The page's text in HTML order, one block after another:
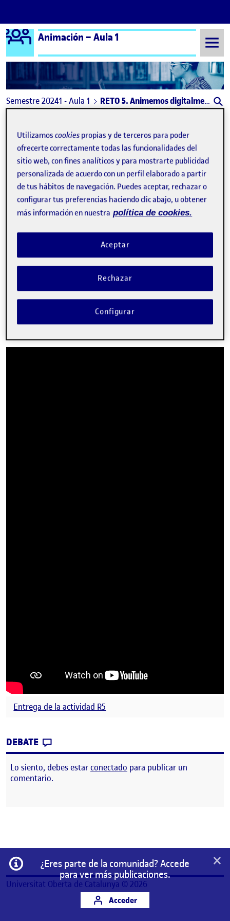
Saltar al contenido
Logo Ágora
Animación – Aula 1
Semestre 20241 - Aula 1 RETO 5. Animemos digitalmente II: el primer encargo
Navegación de entradas
Publicado porRETO 5. Animemos
Publicado por
Andrea Pinto Piñuela
Visibilidad:
Pública-Fecha de publicación
12 Dic 2024-comentarioen RETO 5. Animemos digitalmente
Buenas noches;
aprovecho para desearos unas… ¡Felices fiestas!
Entrega de la actividad R5
DEBATE
Lo siento, debes estarconectado para publicar un
comentario.
Información
¿Eres parte de la comunidad? Accede
para ver más publicaciones.
Acceder
×
Universitat Oberta de Catalunya © 2026
Utilizamoscookies propias y de terceros para poder
ofrecerte correctamente todas las funcionalidades del
sitio web, con fines analíticos y para mostrarte publicidad
personalizada de acuerdo con un perfil elaborado a partir
de tus hábitos de navegación. Puedes aceptar, rechazar o
configurar tus preferencias haciendo clic abajo, u obtener
más información en nuestra política de cookies.
Rechazar
Aceptar
Configurar